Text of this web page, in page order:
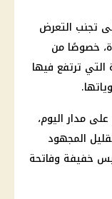
تجنب التعرض
خصوصًا من
الفترة التي ترتفع فيها
مدار اليوم،
المجهود
خفيفة وفاتحة